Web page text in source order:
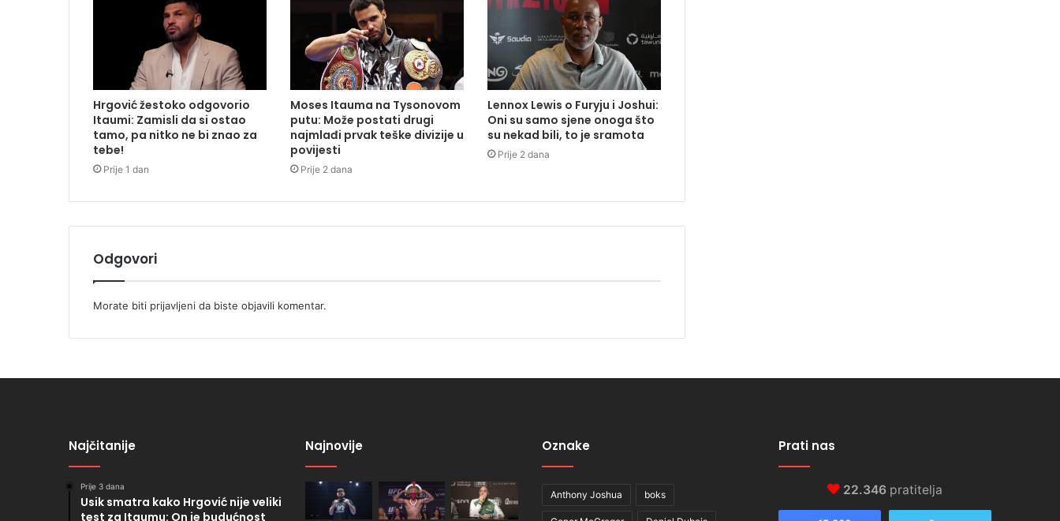
Hrgović žestoko odgovorio
Itaumi: Zamisli da si ostao
tamo, pa nitko ne bi znao za
tebe!
Prije 1 dan
Moses Itauma na Tysonovom
putu: Može postati drugi
najmlađi prvak teške divizije u
povijesti
Prije 2 dana
Lennox Lewis o Furyju i Joshui:
Oni su samo sjene onoga što
su nekad bili, to je sramota
Prije 2 dana
Odgovori
Morate biti prijavljeni da biste objavili komentar.
Najčitanije
Prije 3 dana
Usik smatra kako Hrgović nije veliki
test za Itaumu: On je budućnost
Najnovije Oznake
Anthony Joshua boks
Prati nas
22.346 pratitelja